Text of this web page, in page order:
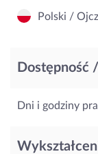
Polski /
Dostępność
Dni i godziny